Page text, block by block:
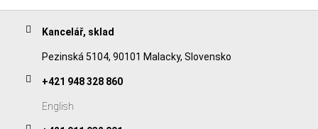
Kancelář, sklad
Pezinská 5104, 90101 Malacky, Slovensko
+421 948 328 860
English